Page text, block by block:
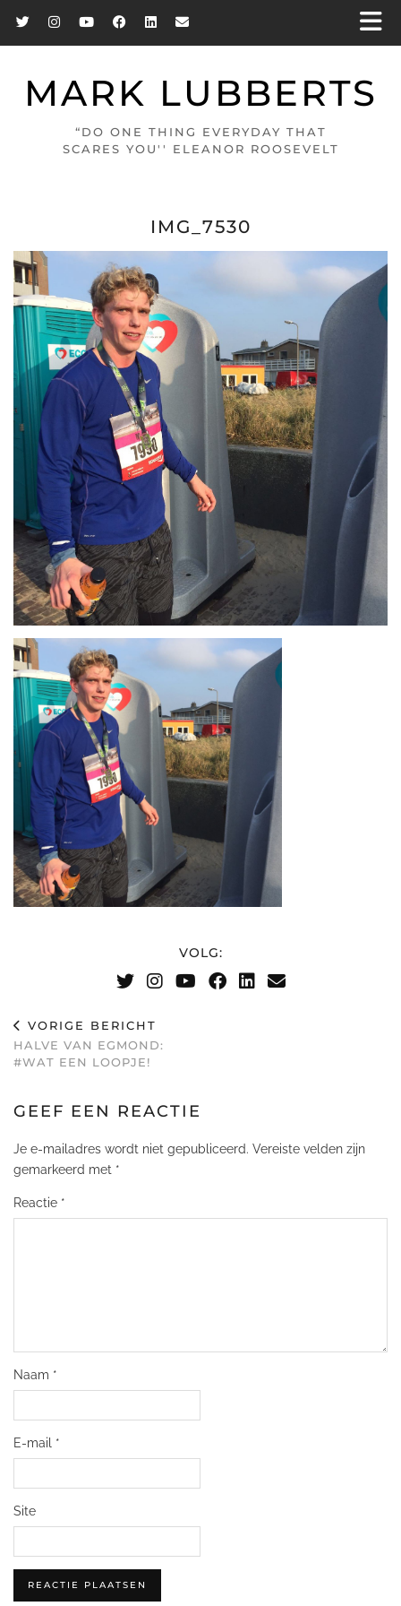
MARK LUBBERTS
“DO ONE THING EVERYDAY THAT
SCARES YOU'' ELEANOR ROOSEVELT
IMG_7530
VOLG:
VORIGE BERICHT
HALVE VAN EGMOND:
#WAT EEN LOOPJE!
GEEF EEN REACTIE
Je e-mailadres wordt niet gepubliceerd. Vereiste velden zijn
gemarkeerd met *
Reactie *
Naam *
E-mail *
Site